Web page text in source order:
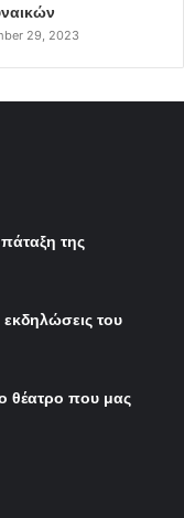
29, 2023
της
του
θέατρο που μας